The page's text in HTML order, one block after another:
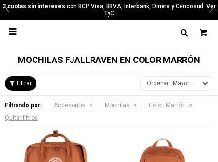
3 cuotas sin intereses con BCP Visa, BBVA, Interbank, Diners y Cencosud. Ver
TyC

MOCHILAS FJALLRAVEN EN COLOR MARRÓN
Mayor precio
Filtrando por: Accesorios Mochilas Color: Marrón
Quitar filtros